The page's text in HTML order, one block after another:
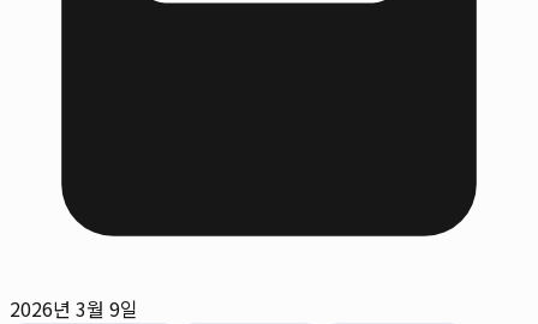
2026년 3월 9일